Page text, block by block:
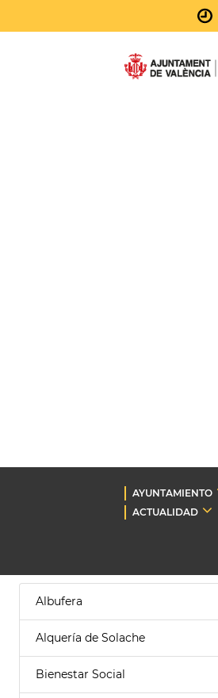
AYUNTAMIENTO
ACTUALIDAD
Albufera
Alquería de Solache
Bienestar Social